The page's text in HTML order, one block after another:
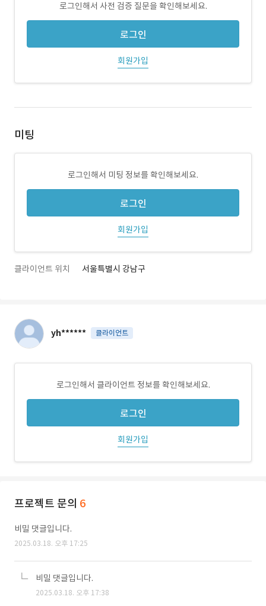
로그인해서 사전 검증 질문을 확인해보세요.
로그인
회원가입
미팅
로그인해서 미팅 정보를 확인해보세요.
로그인
회원가입
클라이언트 위치 서울특별시 강남구
yh****** 클라이언트
로그인해서 클라이언트 정보를 확인해보세요.
로그인
회원가입
프로젝트 문의 6
비밀 댓글입니다.
2025.03.18. 오후 17:25
비밀 댓글입니다.
2025.03.18. 오후 17:38